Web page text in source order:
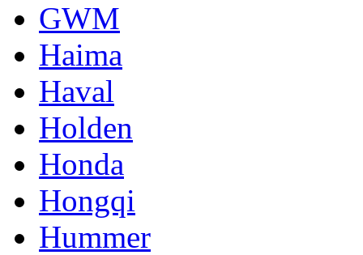
GWM
Haima
Haval
Holden
Honda
Hongqi
Hummer